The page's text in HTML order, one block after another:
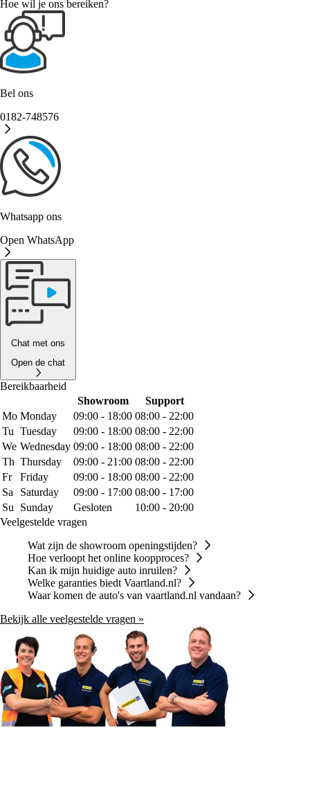
Hoe wil je ons bereiken?
Bel ons
0182-748576
Whatsapp ons
Open WhatsApp
Chat met ons
Open de chat
Bereikbaarheid
Showroom
Support
Mo Monday 09:00 - 18:00 08:00 - 22:00
Tu Tuesday 09:00 - 18:00 08:00 - 22:00
We Wednesday 09:00 - 18:00 08:00 - 22:00
Th Thursday 09:00 - 21:00 08:00 - 22:00
Fr
Friday 09:00 - 18:00 08:00 - 22:00
Sa
Saturday 09:00 - 17:00 08:00 - 17:00
Su
Sunday Gesloten
10:00 - 20:00
Veelgestelde vragen
Wat zijn de showroom openingstijden?
Hoe verloopt het online koopproces?
Kan ik mijn huidige auto inruilen?
Welke garanties biedt Vaartland.nl?
Waar komen de auto's van vaartland.nl vandaan?
Bekijk alle veelgestelde vragen »